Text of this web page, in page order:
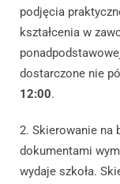
podjęcia
kształcenia w
dostarczone nie
12:00.
2. Skierowanie na
dokumentami
wydaje szkoła.